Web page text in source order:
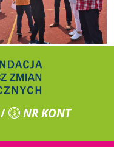
/ NR KONT